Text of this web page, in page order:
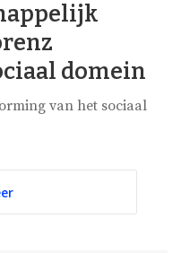
domein
van het sociaal